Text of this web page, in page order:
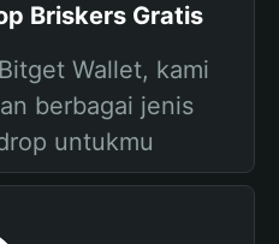
Briskers Gratis
Wallet, kami
berbagai jenis
untukmu